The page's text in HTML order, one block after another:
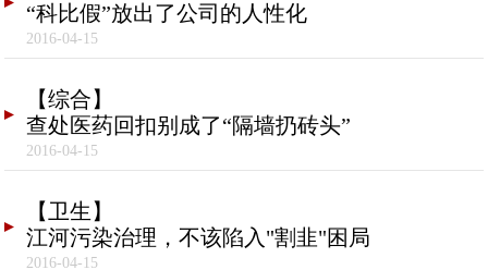
“科比假”放出了公司的人性化
2016-04-15
【综合】
查处医药回扣别成了“隔墙扔砖头”
2016-04-15
【卫生】
江河污染治理，不该陷入"割韭"困局
2016-04-15